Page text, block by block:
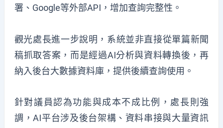
署、Google等外部API，增加查詢完整性。
觀光處長進一步說明，系統並非直接從單篇新聞
稿抓取答案，而是經過AI分析與資料轉換後，再
納入後台大數據資料庫，提供後續查詢使用。
針對議員認為功能與成本不成比例，處長則強
調，AI平台涉及後台架構、資料串接與大量資訊